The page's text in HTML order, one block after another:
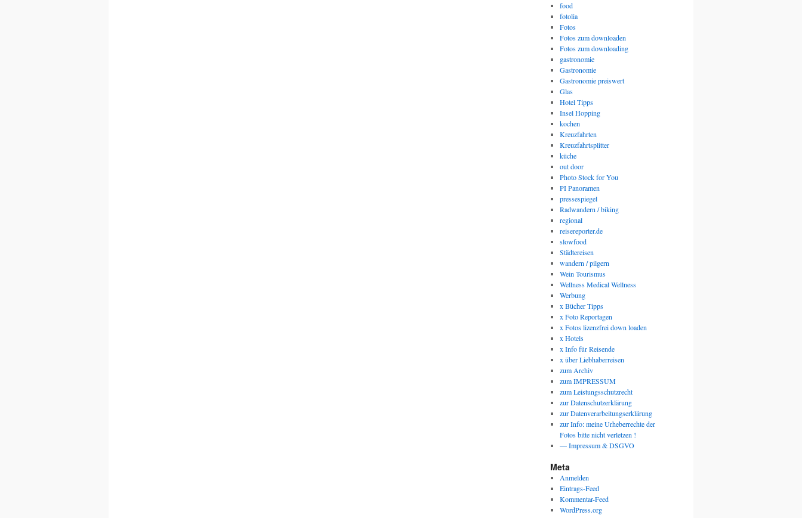
food
fotolia
Fotos
Fotos zum downloaden
Fotos zum downloading
gastronomie
Gastronomie
Gastronomie preiswert
Glas
Hotel Tipps
Insel Hopping
kochen
Kreuzfahrten
Kreuzfahrtsplitter
küche
out door
Photo Stock for You
PI Panoramen
pressespiegel
Radwandern / biking
regional
reisereporter.de
slowfood
Städtereisen
wandern / pilgern
Wein Tourismus
Wellness Medical Wellness
Werbung
x Bücher Tipps
x Foto Reportagen
x Fotos lizenzfrei down loaden
x Hotels
x Info für Reisende
x über Liebhaberreisen
zum Archiv
zum IMPRESSUM
zum Leistungsschutzrecht
zur Datenschutzerklärung
zur Datenverarbeitungserklärung
zur Info: meine Urheberrechte der
Fotos bitte nicht verletzen !
— Impressum & DSGVO
Meta
Anmelden
Eintrags-Feed
Kommentar-Feed
WordPress.org